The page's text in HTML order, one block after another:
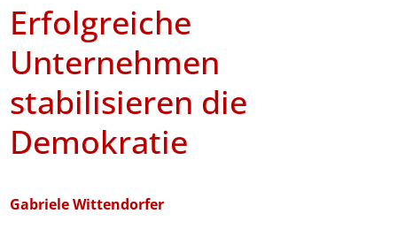
Erfolgreiche
Unternehmen
stabilisieren die
Demokratie
Gabriele Wittendorfer